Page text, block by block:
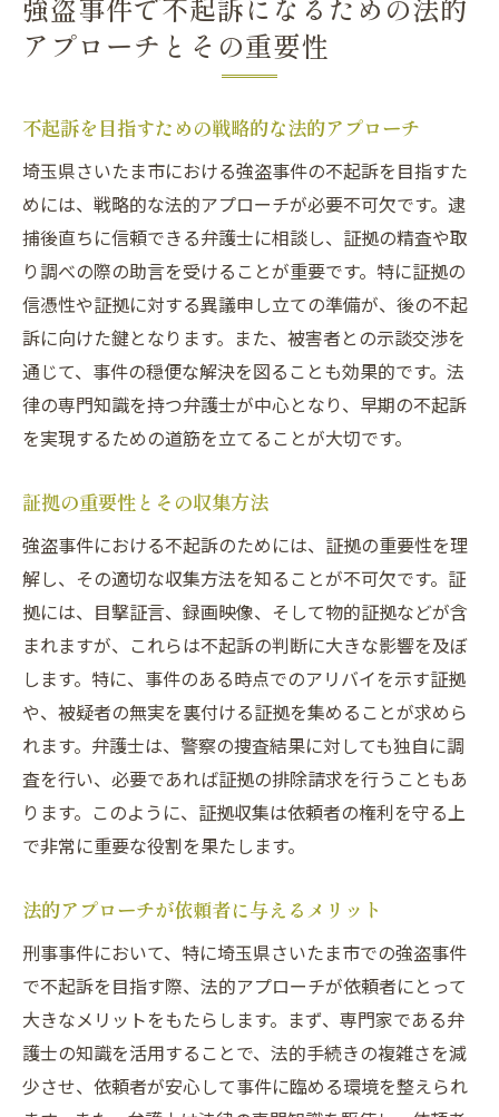
強盗事件で不起訴になるための法的
アプローチとその重要性
不起訴を目指すための戦略的な法的アプローチ
埼玉県さいたま市における強盗事件の不起訴を目指すた
めには、戦略的な法的アプローチが必要不可欠です。逮
捕後直ちに信頼できる弁護士に相談し、証拠の精査や取
り調べの際の助言を受けることが重要です。特に証拠の
信憑性や証拠に対する異議申し立ての準備が、後の不起
訴に向けた鍵となります。また、被害者との示談交渉を
通じて、事件の穏便な解決を図ることも効果的です。法
律の専門知識を持つ弁護士が中心となり、早期の不起訴
を実現するための道筋を立てることが大切です。
証拠の重要性とその収集方法
強盗事件における不起訴のためには、証拠の重要性を理
解し、その適切な収集方法を知ることが不可欠です。証
拠には、目撃証言、録画映像、そして物的証拠などが含
まれますが、これらは不起訴の判断に大きな影響を及ぼ
します。特に、事件のある時点でのアリバイを示す証拠
や、被疑者の無実を裏付ける証拠を集めることが求めら
れます。弁護士は、警察の捜査結果に対しても独自に調
査を行い、必要であれば証拠の排除請求を行うこともあ
ります。このように、証拠収集は依頼者の権利を守る上
で非常に重要な役割を果たします。
法的アプローチが依頼者に与えるメリット
刑事事件において、特に埼玉県さいたま市での強盗事件
で不起訴を目指す際、法的アプローチが依頼者にとって
大きなメリットをもたらします。まず、専門家である弁
護士の知識を活用することで、法的手続きの複雑さを減
少させ、依頼者が安心して事件に臨める環境を整えられ